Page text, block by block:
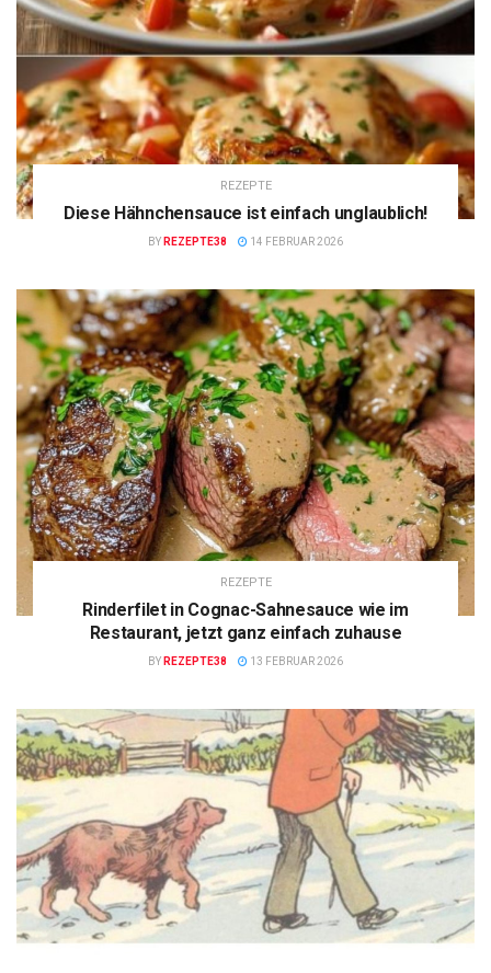
REZEPTE
Diese Hähnchensauce ist einfach unglaublich!
BY REZEPTE38 14 FEBRUAR 2026
REZEPTE
Rinderfilet in Cognac-Sahnesauce wie im
Restaurant, jetzt ganz einfach zuhause
BY REZEPTE38 13 FEBRUAR 2026